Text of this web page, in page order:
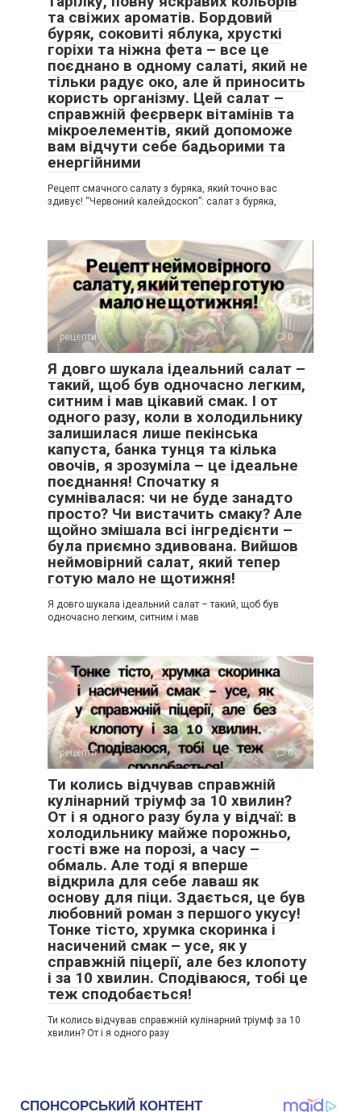
та свіжих ароматів. Бордовий
буряк, соковиті яблука, хрусткі
горіхи та ніжна фета – все це
поєднано в одному салаті, який не
тільки радує око, але й приносить
користь організму. Цей салат –
справжній феєрверк вітамінів та
мікроелементів, який допоможе
вам відчути себе бадьорими та
енергійними
Рецепт смачного салату з буряка, який точно вас
здивує! “Червоний калейдоскоп”: салат з буряка,
рецепти 0
Я довго шукала ідеальний салат –
такий, щоб був одночасно легким,
ситним і мав цікавий смак. І от
одного разу, коли в холодильнику
залишилася лише пекінська
капуста, банка тунця та кілька
овочів, я зрозуміла – це ідеальне
поєднання! Спочатку я
сумнівалася: чи не буде занадто
просто? Чи вистачить смаку? Але
щойно змішала всі інгредієнти –
була приємно здивована. Вийшов
неймовірний салат, який тепер
готую мало не щотижня!
Я довго шукала ідеальний салат – такий, щоб був
одночасно легким, ситним і мав
рецепти 0
Ти колись відчував справжній
кулінарний тріумф за 10 хвилин?
От і я одного разу була у відчаї: в
холодильнику майже порожньо,
гості вже на порозі, а часу –
обмаль. Але тоді я вперше
відкрила для себе лаваш як
основу для піци. Здається, це був
любовний роман з першого укусу!
Тонке тісто, хрумка скоринка і
насичений смак – усе, як у
справжній піцерії, але без клопоту
і за 10 хвилин. Сподіваюся, тобі це
теж сподобається!
Ти колись відчував справжній кулінарний тріумф за 10
хвилин? От і я одного разу